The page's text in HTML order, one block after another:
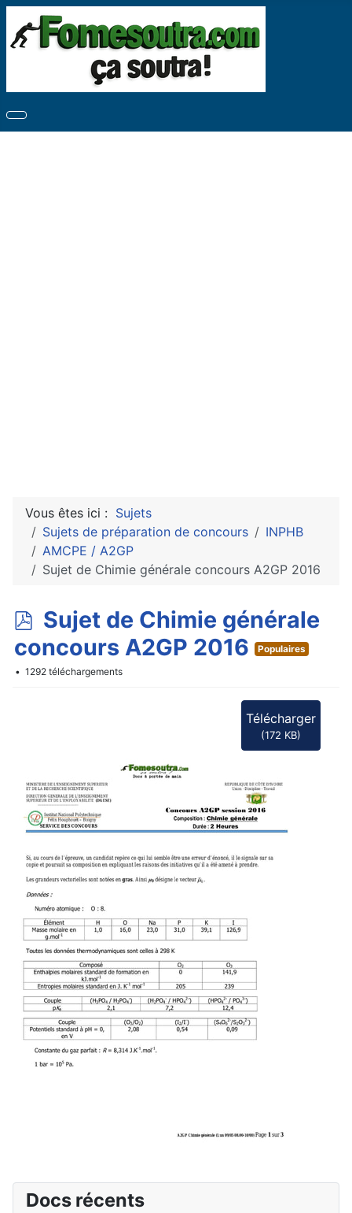
Vous êtes ici : Sujets
Sujets de préparation de concours
INPHB
AMCPE / A2GP
Sujet de Chimie générale concours A2GP 2016
p
d
f
Sujet de Chimie générale
concours A2GP 2016
Populaires
1292 téléchargements
Télécharger
(172 KB)
Docs récents